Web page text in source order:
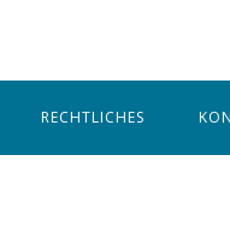
RECHTLICHES